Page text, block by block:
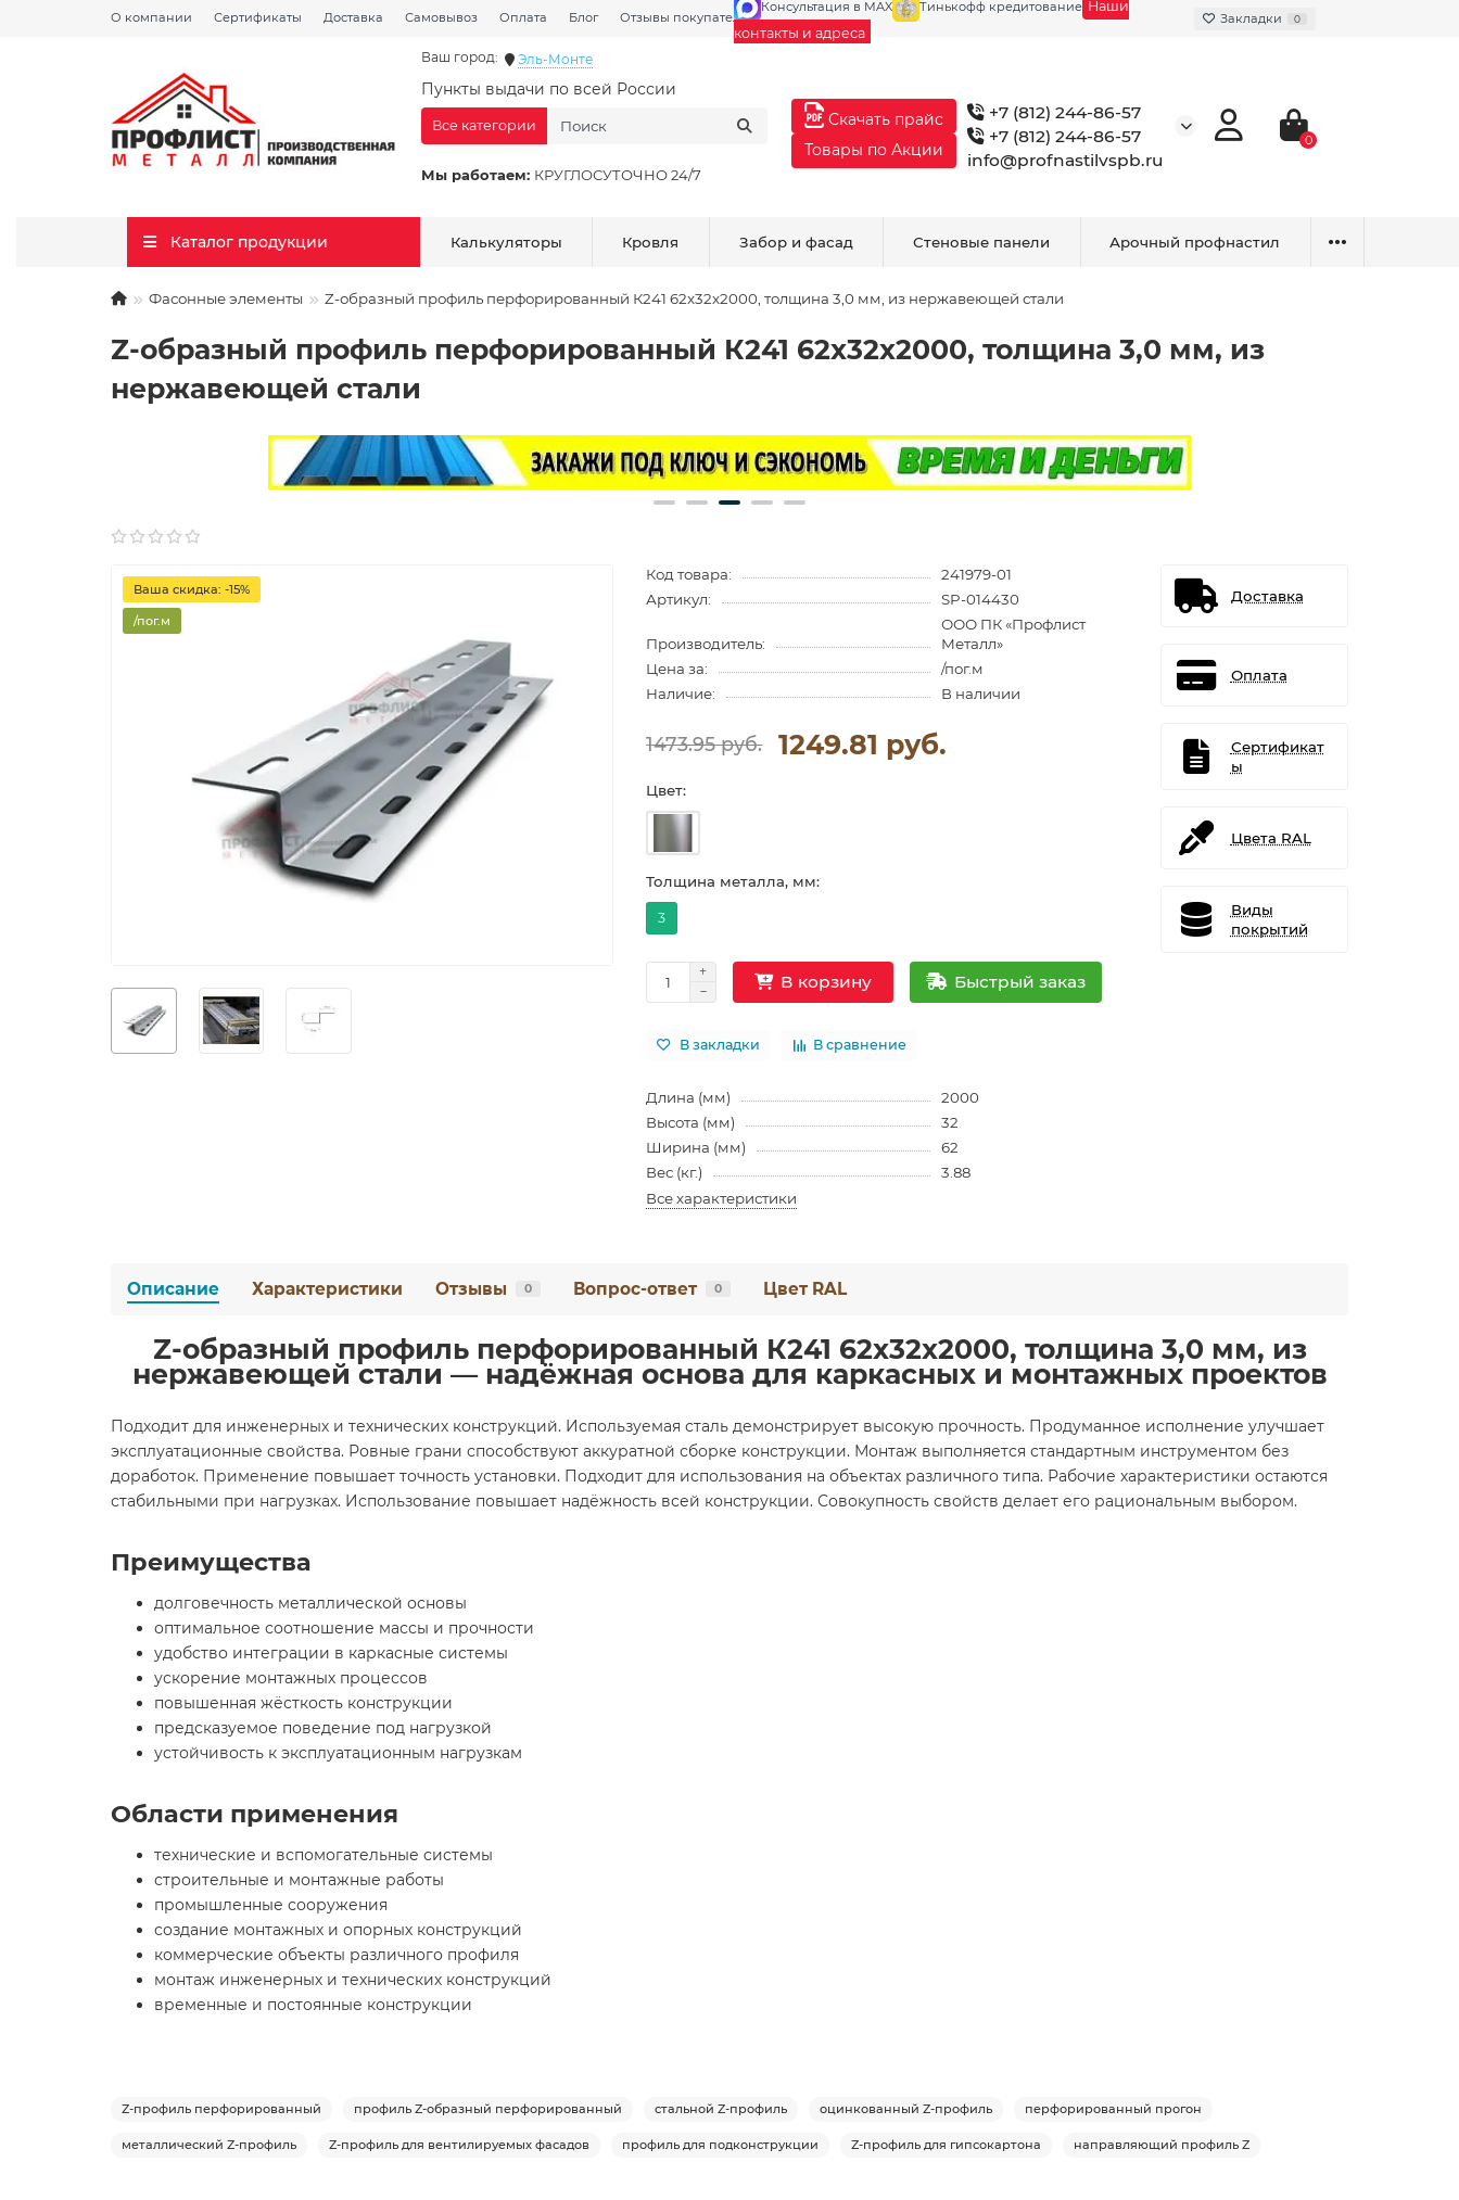
О компании Сертификаты Доставка Самовывоз Оплата Блог Отзывы покупателей Галерея
Консультация в MAX Тинькофф кредитование Наши
контакты и адреса
Закладки 0
Ваш город: Эль-Монте
Пункты выдачи по всей России
Мы работаем: КРУГЛОСУТОЧНО 24/7
Все категории
Скачать прайс
Товары по Акции
+7 (812) 244-86-57
+7 (812) 244-86-57
info@profnastilvspb.ru
0
Каталог продукции Калькуляторы Кровля Забор и фасад Стеновые панели Арочный профнастил
Фасонные элементы Z-образный профиль перфорированный К241 62x32x2000, толщина 3,0 мм, из нержавеющей стали
Z-образный профиль перфорированный К241 62x32x2000, толщина 3,0 мм, из
нержавеющей стали
Ваша скидка: -15%
/пог.м
Код товара:
241979-01
Артикул:
SP-014430
Производитель:
ООО ПК «Профлист
Металл»
Цена за:
/пог.м
Наличие:
В наличии
1473.95 руб. 1249.81 руб.
Цвет:
Толщина металла, мм:
3
В корзину Быстрый заказ
В закладки В сравнение
Длина (мм)
2000
Высота (мм)
32
Ширина (мм)
62
Вес (кг.)
3.88
Все характеристики
Доставка
Оплата
Сертификат
ы
Цвета RAL
Виды
покрытий
Описание Характеристики Отзывы 0 Вопрос-ответ 0 Цвет RAL
Z-образный профиль перфорированный К241 62x32x2000, толщина 3,0 мм, из
нержавеющей стали — надёжная основа для каркасных и монтажных проектов
Подходит для инженерных и технических конструкций. Используемая сталь демонстрирует высокую прочность. Продуманное исполнение улучшает
эксплуатационные свойства. Ровные грани способствуют аккуратной сборке конструкции. Монтаж выполняется стандартным инструментом без
доработок. Применение повышает точность установки. Подходит для использования на объектах различного типа. Рабочие характеристики остаются
стабильными при нагрузках. Использование повышает надёжность всей конструкции. Совокупность свойств делает его рациональным выбором.
Преимущества
долговечность металлической основы
оптимальное соотношение массы и прочности
удобство интеграции в каркасные системы
ускорение монтажных процессов
повышенная жёсткость конструкции
предсказуемое поведение под нагрузкой
устойчивость к эксплуатационным нагрузкам
Области применения
технические и вспомогательные системы
строительные и монтажные работы
промышленные сооружения
создание монтажных и опорных конструкций
коммерческие объекты различного профиля
монтаж инженерных и технических конструкций
временные и постоянные конструкции
Z-профиль перфорированный профиль Z-образный перфорированный стальной Z-профиль оцинкованный Z-профиль перфорированный прогон
металлический Z-профиль Z-профиль для вентилируемых фасадов профиль для подконструкции Z-профиль для гипсокартона направляющий профиль Z